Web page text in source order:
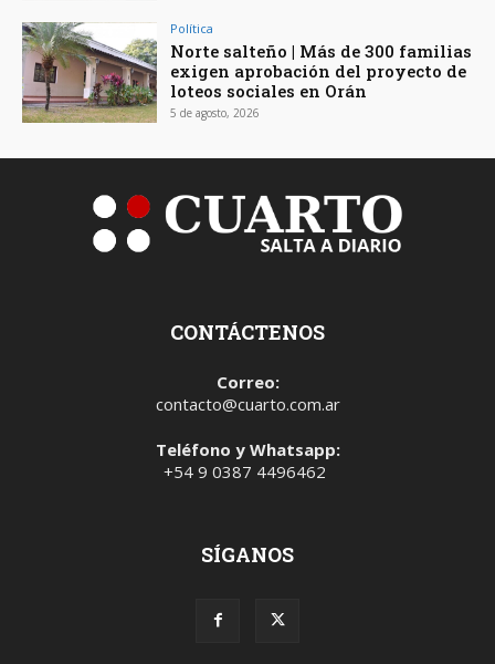
Política
Norte salteño | Más de 300 familias
exigen aprobación del proyecto de
loteos sociales en Orán
5 de agosto, 2026
CONTÁCTENOS
Correo:
contacto@cuarto.com.ar
Teléfono y Whatsapp:
+54 9 0387 4496462
SÍGANOS